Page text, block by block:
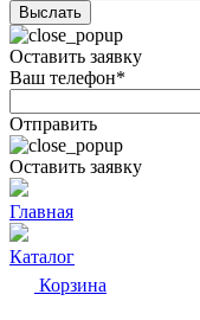
Оставить заявку
Ваш телефон*
Отправить
Оставить заявку
Главная
Каталог
Корзина